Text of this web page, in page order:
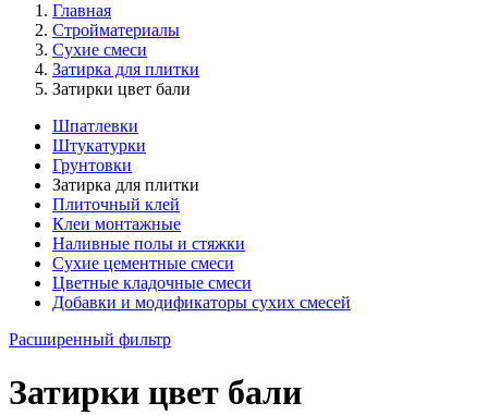
Главная
Стройматериалы
Сухие смеси
Затирка для плитки
Затирки цвет бали
Шпатлевки
Штукатурки
Грунтовки
Затирка для плитки
Плиточный клей
Клеи монтажные
Наливные полы и стяжки
Сухие цементные смеси
Цветные кладочные смеси
Добавки и модификаторы сухих смесей
Расширенный фильтр
Затирки цвет бали